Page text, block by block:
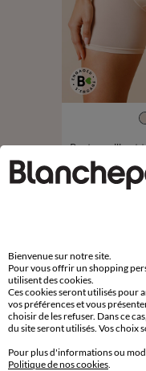
à partir de
-50% dès 2 art
D'autres
Paiement
Bienvenue sur notre site.
Pour vous offrir un shopping
utilisent des cookies.
Ces cookies seront utilisés pour
vos préférences et vous
choisir de les refuser. Dans ce
du site seront utilisés. Vos choix
Pour plus d'informations ou
Politique de nos cookies.